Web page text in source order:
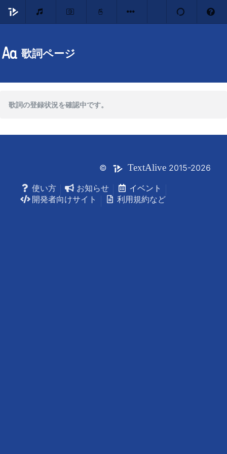
歌詞ページ
歌詞の登録状況を確認中です。
© TextAlive 2015-2026
使い方
お知らせ
イベント
開発者向けサイト
利用規約など